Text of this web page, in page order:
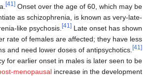
schizophrenia.
Onset over the age of 60,
difficult to differentiate as schizophrenia, is
onset schizophrenia-like psychosis.
Late
that a higher rate of females are affected;
severe symptoms and need lower doses of
The tendency for earlier onset in males is
balanced by apost-menopausalincrease in